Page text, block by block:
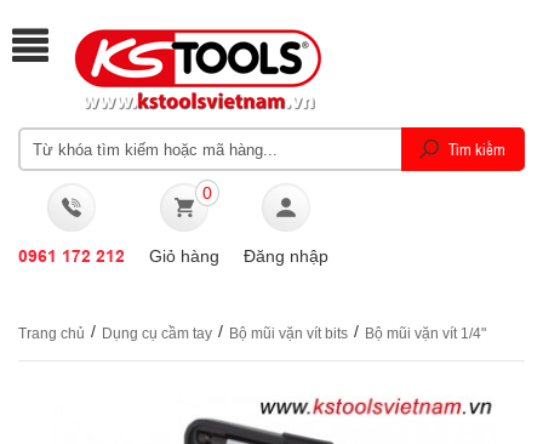
0961 172 212
0
Giỏ hàng Đăng nhập
Trang chủ / Dụng cụ cầm tay / Bộ mũi vặn vít bits / Bộ mũi vặn vít 1/4"